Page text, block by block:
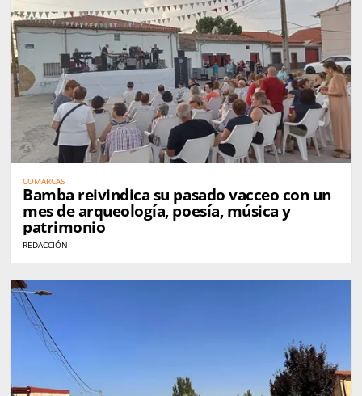
COMARCAS
Bamba reivindica su pasado vacceo con un
mes de arqueología, poesía, música y
patrimonio
REDACCIÓN